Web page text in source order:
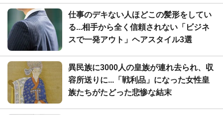
仕事のデキない人ほどこの髪形をしてい
る...相手から全く信頼されない「ビジネ
スで一発アウト」ヘアスタイル3選
異民族に3000人の皇族が連れ去られ、収
容所送りに...「戦利品」になった女性皇
族たちがたどった悲惨な結末